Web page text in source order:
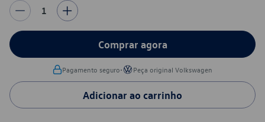
1
Comprar agora
Pagamento seguro• Peça original Volkswagen
Adicionar ao carrinho